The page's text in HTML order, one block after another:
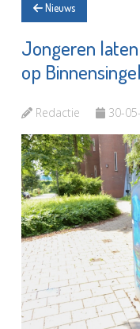
Nieuws
Jongeren
op
Redactie 30-